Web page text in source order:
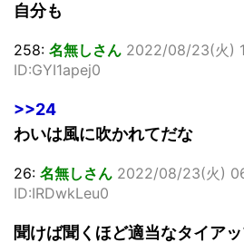
自分も
258: 名無しさん 2022/08/23(火)
ID:GYI1apej0
>>24
わいは風に吹かれてだな
26: 名無しさん 2022/08/23(火)
ID:IRDwkLeu0
聞けば聞くほど適当なタイア